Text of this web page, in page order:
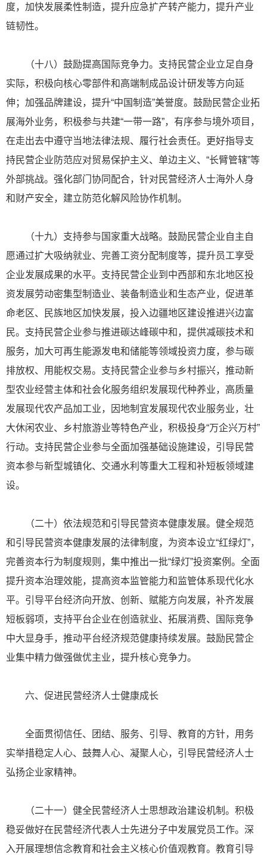
度，加快发展柔性制造，提升应急扩产转产能力，提升产业
链韧性。
（十八）鼓励提高国际竞争力。支持民营企业立足自身
实际，积极向核心零部件和高端制成品设计研发等方向延
伸；加强品牌建设，提升“中国制造”美誉度。鼓励民营企业拓
展海外业务，积极参与共建“一带一路”，有序参与境外项目，
在走出去中遵守当地法律法规、履行社会责任。更好指导支
持民营企业防范应对贸易保护主义、单边主义、“长臂管辖”等
外部挑战。强化部门协同配合，针对民营经济人士海外人身
和财产安全，建立防范化解风险协作机制。
（十九）支持参与国家重大战略。鼓励民营企业自主自
愿通过扩大吸纳就业、完善工资分配制度等，提升员工享受
企业发展成果的水平。支持民营企业到中西部和东北地区投
资发展劳动密集型制造业、装备制造业和生态产业，促进革
命老区、民族地区加快发展，投入边疆地区建设推进兴边富
民。支持民营企业参与推进碳达峰碳中和，提供减碳技术和
服务，加大可再生能源发电和储能等领域投资力度，参与碳
排放权、用能权交易。支持民营企业参与乡村振兴，推动新
型农业经营主体和社会化服务组织发展现代种养业，高质量
发展现代农产品加工业，因地制宜发展现代农业服务业，壮
大休闲农业、乡村旅游业等特色产业，积极投身“万企兴万村”
行动。支持民营企业参与全面加强基础设施建设，引导民营
资本参与新型城镇化、交通水利等重大工程和补短板领域建
设。
（二十）依法规范和引导民营资本健康发展。健全规范
和引导民营资本健康发展的法律制度，为资本设立“红绿灯”，
完善资本行为制度规则，集中推出一批“绿灯”投资案例。全面
提升资本治理效能，提高资本监管能力和监管体系现代化水
平。引导平台经济向开放、创新、赋能方向发展，补齐发展
短板弱项，支持平台企业在创造就业、拓展消费、国际竞争
中大显身手，推动平台经济规范健康持续发展。鼓励民营企
业集中精力做强做优主业，提升核心竞争力。
六、促进民营经济人士健康成长
全面贯彻信任、团结、服务、引导、教育的方针，用务
实举措稳定人心、鼓舞人心、凝聚人心，引导民营经济人士
弘扬企业家精神。
（二十一）健全民营经济人士思想政治建设机制。积极
稳妥做好在民营经济代表人士先进分子中发展党员工作。深
入开展理想信念教育和社会主义核心价值观教育。教育引导